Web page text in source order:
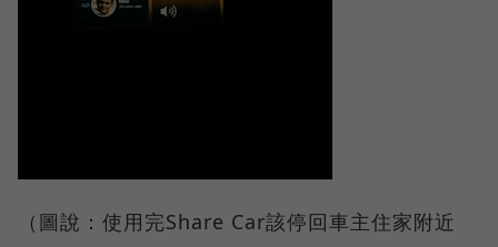
（圖說：使用完Share Car該停回車主住家附近